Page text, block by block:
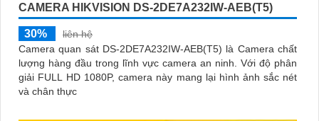
CAMERA HIKVISION DS-2DE7A232IW-AEB(T5)
30%
liên hệ
Camera quan sát DS-2DE7A232IW-AEB(T5) là Camera chất
lượng hàng đầu trong lĩnh vực camera an ninh. Với độ phân
giải FULL HD 1080P, camera này mang lại hình ảnh sắc nét
và chân thực